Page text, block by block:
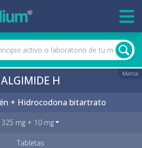
Marca
ALGIMIDE H
+ Hidrocodona bitartrato
325 mg + 10 mg
Tabletas